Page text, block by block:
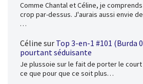
Comme Chantal et Céline, je
crop par-dessus. J'aurais aussi envie
…
Céline sur Top 3-en-1 #101 (Burda
pourtant séduisante
Je plussoie sur le fait de porter le
ce que pour que ce soit plus…